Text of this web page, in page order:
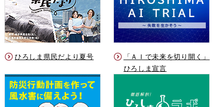
ひろしま県民だより夏号
「ＡＩで未来を切り開く」
ひろしま宣言